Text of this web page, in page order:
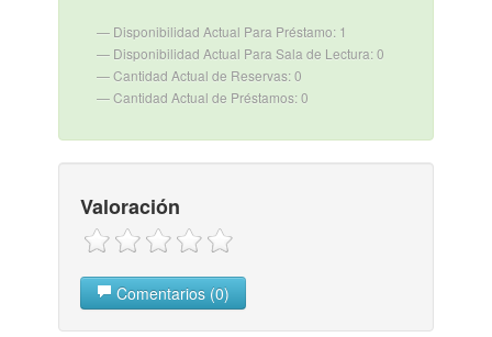
Disponibilidad Actual Para Préstamo: 1
Disponibilidad Actual Para Sala de Lectura: 0
Cantidad Actual de Reservas: 0
Cantidad Actual de Préstamos: 0
Valoración
Comentarios (0)